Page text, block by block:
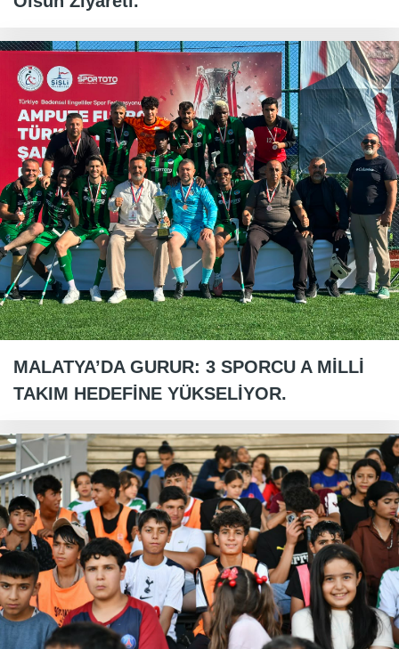
MALATYA’DA GURUR: 3 SPORCU A MİLLİ
TAKIM HEDEFİNE YÜKSELİYOR.